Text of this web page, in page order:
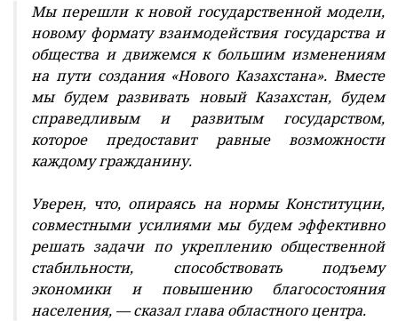
Мы перешли к новой государственной модели,
новому формату взаимодействия государства и
общества и движемся к большим изменениям
на пути создания «Нового Казахстана». Вместе
мы будем развивать новый Казахстан, будем
справедливым и развитым государством,
которое предоставит равные возможности
каждому гражданину.
Уверен, что, опираясь на нормы Конституции,
совместными усилиями мы будем эффективно
решать задачи по укреплению общественной
стабильности, способствовать подъему
экономики и повышению благосостояния
населения, — сказал глава областного центра.